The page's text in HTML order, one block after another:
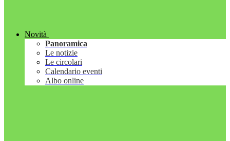
Novità
Panoramica
Le notizie
Le circolari
Calendario eventi
Albo online